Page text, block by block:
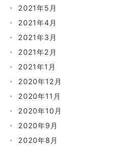
2021年5月
2021年4月
2021年3月
2021年2月
2021年1月
2020年12月
2020年11月
2020年10月
2020年9月
2020年8月